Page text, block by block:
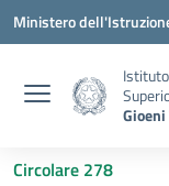
Vai ai contenuti
Vai al menu di
Vai al footer
Ministero
Circolare 278